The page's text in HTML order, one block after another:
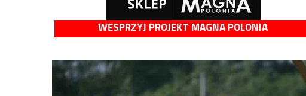
WESPRZYJ PROJEKT MAGNA POLONIA